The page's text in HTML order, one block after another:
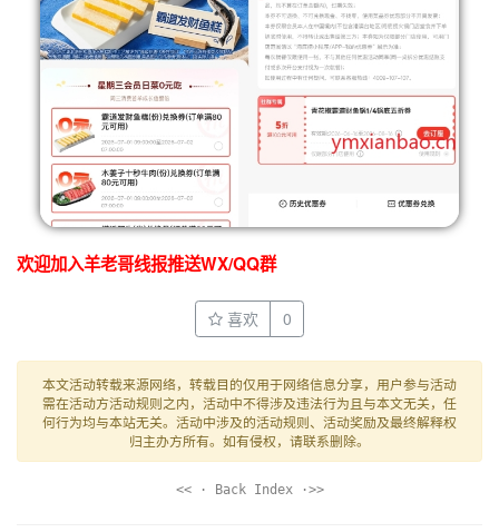
欢迎加入羊老哥线报推送WX/QQ群
喜欢 0
本文活动转载来源网络，转载目的仅用于网络信息分享，用户参与活动
需在活动方活动规则之内，活动中不得涉及违法行为且与本文无关，任
何行为均与本站无关。活动中涉及的活动规则、活动奖励及最终解释权
归主办方所有。如有侵权，请联系删除。
<< · Back Index ·>>